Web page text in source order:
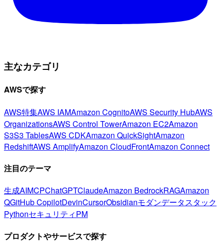
主なカテゴリ
AWSで探す
AWS特集AWS IAMAmazon CognitoAWS Security HubAWS
OrganizationsAWS Control TowerAmazon EC2Amazon
S3S3 TablesAWS CDKAmazon QuickSightAmazon
RedshiftAWS AmplifyAmazon CloudFrontAmazon Connect
注目のテーマ
生成AIMCPChatGPTClaudeAmazon BedrockRAGAmazon
QGitHub CopilotDevinCursorObsidianモダンデータスタック
PythonセキュリティPM
プロダクトやサービスで探す